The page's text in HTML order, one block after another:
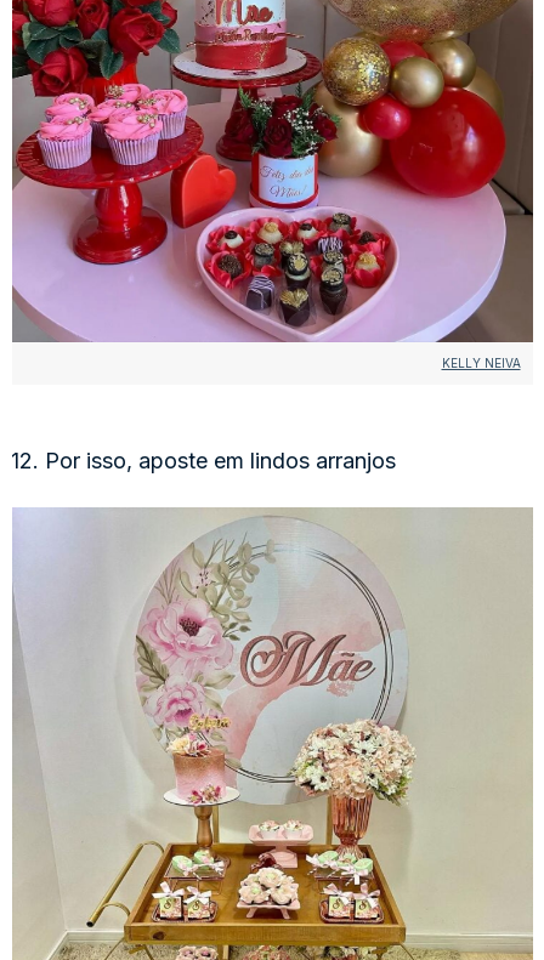
KELLY NEIVA
12. Por isso, aposte em lindos arranjos